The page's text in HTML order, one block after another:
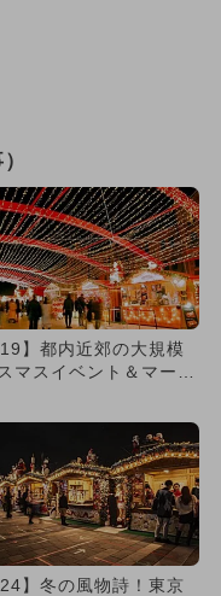
】都内近郊の大規模
マスイベント＆マーケ
】冬の風物詩！東京